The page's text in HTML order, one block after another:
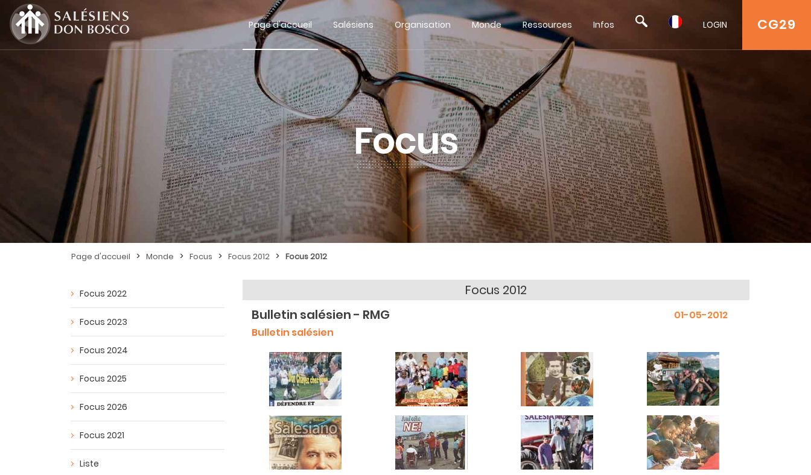
CG29
Page d'accueil Salésiens Organisation Monde Ressources Infos LOGIN
Focus
Page d'accueil > Monde > Focus > Focus 2012 > Focus 2012
Focus 2022
Focus 2023
Focus 2024
Focus 2025
Focus 2026
Focus 2021
Liste
Focus 2012
Bulletin salésien - RMG
01-05-2012
Bulletin salésien